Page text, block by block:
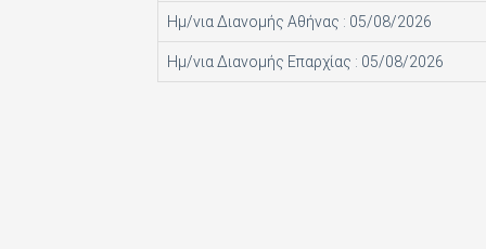
MEDIA2DAY ΕΚΔΟΤΙΚΗ Α.Ε
MILKRO HELLAS HELLAS PUBL. SERVICES LTD
Ημ/νια Διανομής Αθήνας : 05/08/2026
Ημ/νια Διανομής Επαρχίας : 05/08/2026